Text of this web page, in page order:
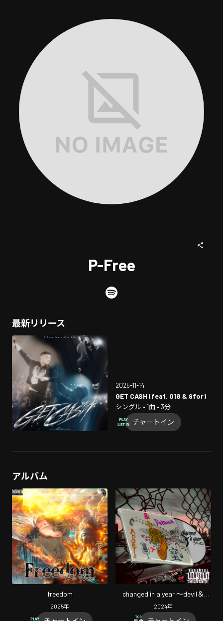
P-Free
最新リリース
2025-11-14
GET CASH (feat. 018 & 9for)
シングル • 1曲 • 3分
チャートイン
アルバム
freedom
2025年
changed in a year 〜devil＆
angel〜
2024年